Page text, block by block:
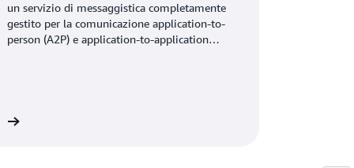
un servizio di messaggistica completamente
gestito per la comunicazione application-to-
person (A2P) e application-to-application